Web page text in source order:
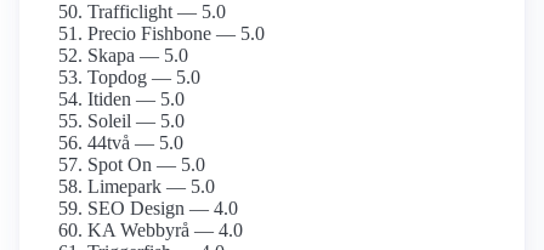
Trafficlight — 5.0
Precio Fishbone — 5.0
Skapa — 5.0
Topdog — 5.0
Itiden — 5.0
Soleil — 5.0
44två — 5.0
Spot On — 5.0
Limepark — 5.0
SEO Design — 4.0
KA Webbyrå — 4.0